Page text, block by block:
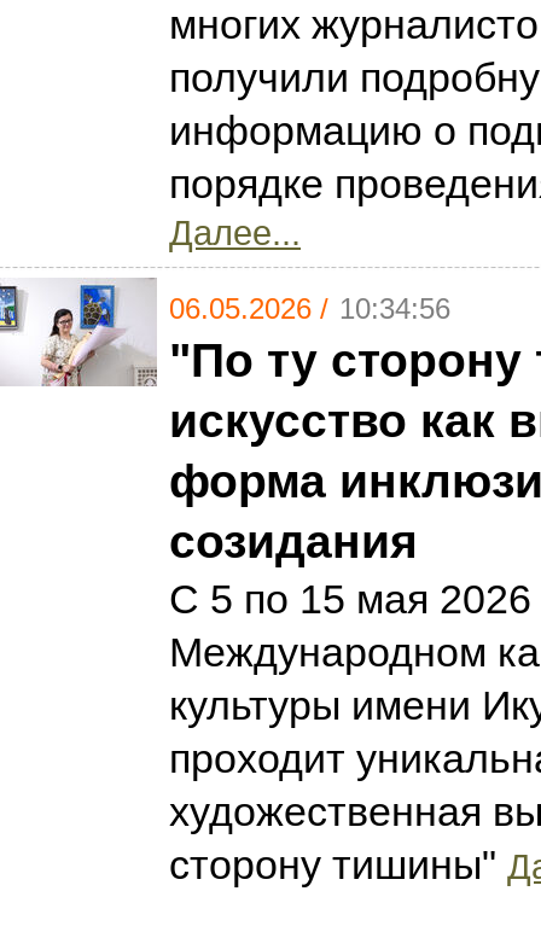
многих
получили
информацию о
порядке
Далее...
06.05.2026 / 10:34:56
"По ту
искусство как
форма
созидания
С 5 по 15 мая 2026
Международном
культуры имени
проходит
художественная
сторону тишины"